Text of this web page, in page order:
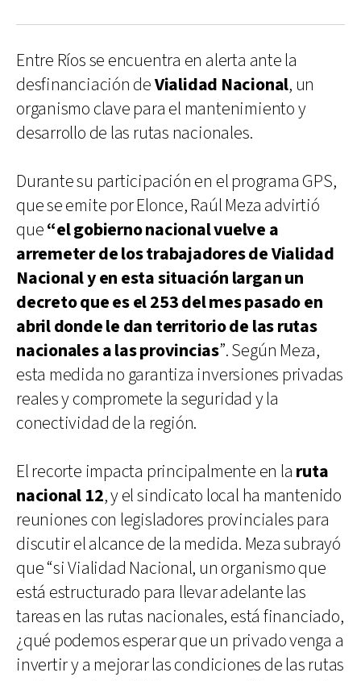
Entre Ríos se encuentra en alerta ante la
desfinanciación deVialidad Nacional, un
organismo clave para el mantenimiento y
desarrollo de las rutas nacionales.
Durante su participación en el programa GPS,
que se emite por Elonce, Raúl Meza advirtió
que“el gobierno nacional vuelve a
arremeter de los trabajadores de Vialidad
Nacional y en esta situación largan un
decreto que es el 253 del mes pasado en
abril donde le dan territorio de las rutas
nacionales a las provincias”. Según Meza,
esta medida no garantiza inversiones privadas
reales y compromete la seguridad y la
conectividad de la región.
El recorte impacta principalmente en la ruta
nacional 12, y el sindicato local ha mantenido
reuniones con legisladores provinciales para
discutir el alcance de la medida. Meza subrayó
que “si Vialidad Nacional, un organismo que
está estructurado para llevar adelante las
tareas en las rutas nacionales, está financiado,
¿qué podemos esperar que un privado venga a
invertir y a mejorar las condiciones de las rutas